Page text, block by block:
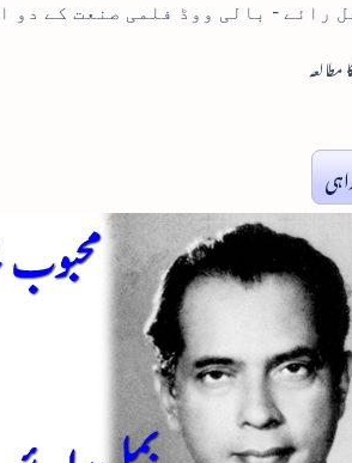
رائے - بالی ووڈ فلمی صنعت کے دو